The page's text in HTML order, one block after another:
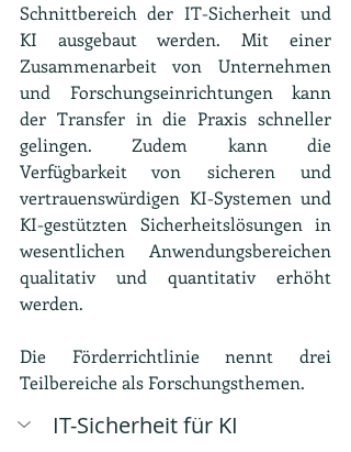
Schnittbereich der IT-Sicherheit und
KI ausgebaut werden. Mit einer
Zusammenarbeit von Unternehmen
und Forschungseinrichtungen kann
der Transfer in die Praxis schneller
gelingen. Zudem kann die
Verfügbarkeit von sicheren und
vertrauenswürdigen KI-Systemen und
KI-gestützten Sicherheitslösungen in
wesentlichen Anwendungsbereichen
qualitativ und quantitativ erhöht
werden.
Die Förderrichtlinie nennt drei
Teilbereiche als Forschungsthemen.
IT-Sicherheit für KI